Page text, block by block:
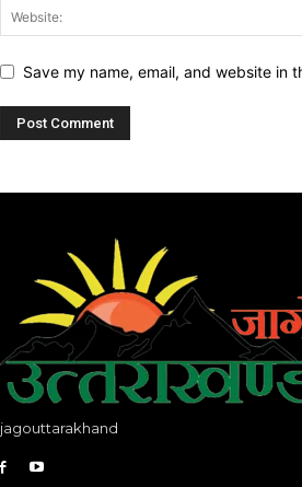
Save my name, email, and website in
jagouttarakhand